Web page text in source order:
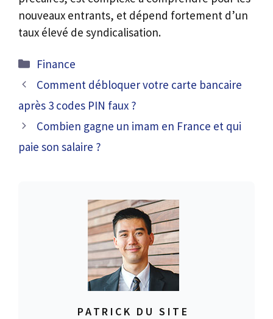
nouveaux entrants, et dépend fortement d’un
taux élevé de syndicalisation.
Catégories
Finance
Comment débloquer votre carte bancaire
après 3 codes PIN faux ?
Combien gagne un imam en France et qui
paie son salaire ?
PATRICK DU SITE